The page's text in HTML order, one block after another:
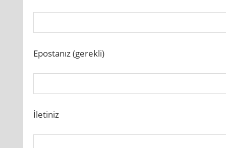
Epostanız (gerekli)
İletiniz